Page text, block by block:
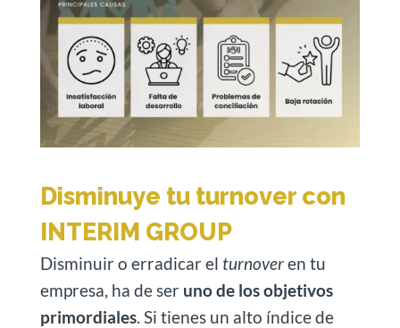
Disminuye tu turnover con
INTERIM GROUP
Disminuir o erradicar el turnoveren tu
empresa, ha de ser uno de los objetivos
primordiales. Si tienes un alto índice de